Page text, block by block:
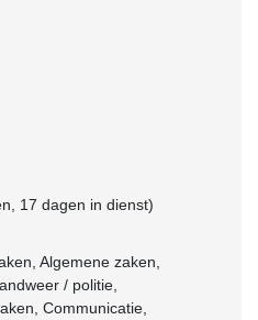
17 dagen in dienst)
Algemene zaken,
/ politie,
Communicatie,